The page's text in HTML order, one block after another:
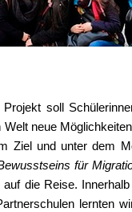
soll
neue
Ziel und unter dem
für
die Reise.
lernten